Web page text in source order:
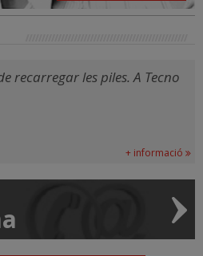
recarregar les piles. A Tecno
+ informació